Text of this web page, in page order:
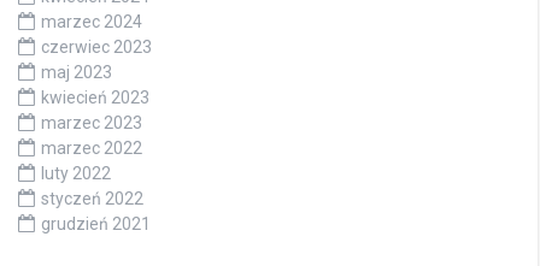
marzec 2024
czerwiec 2023
maj 2023
kwiecień 2023
marzec 2023
marzec 2022
luty 2022
styczeń 2022
grudzień 2021